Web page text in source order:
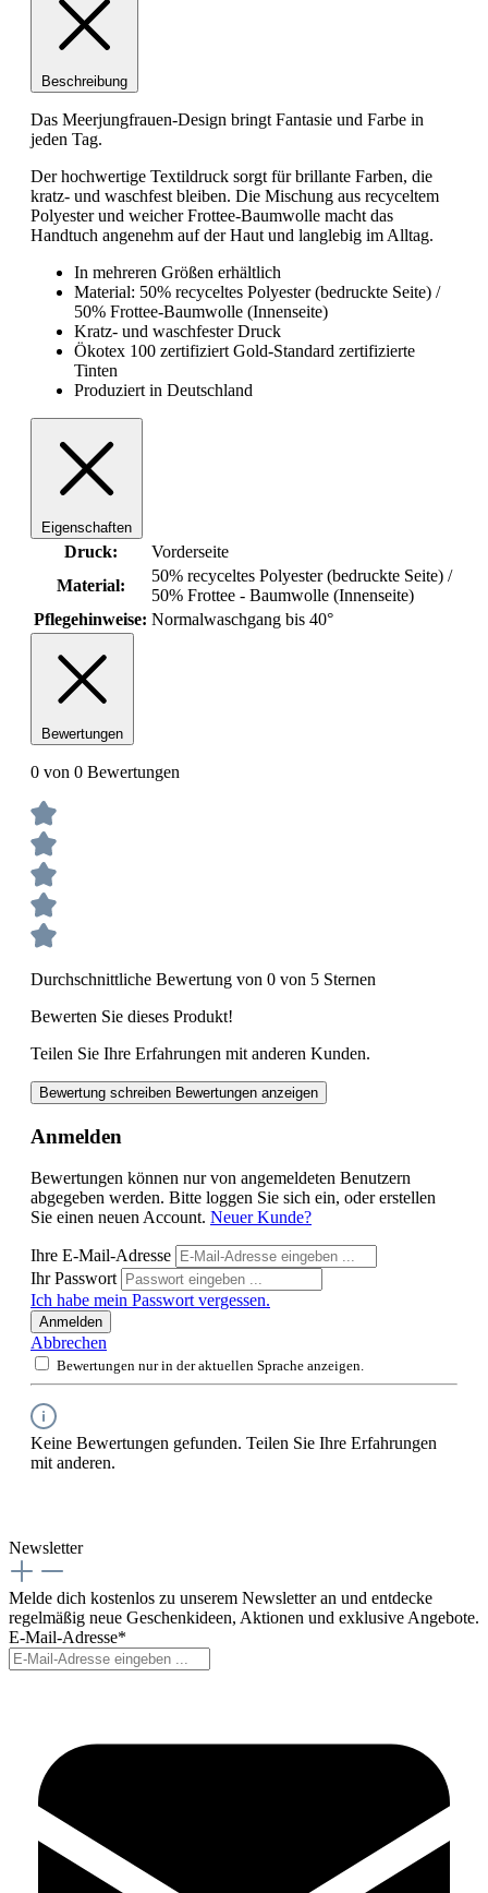
Beschreibung
Das Meerjungfrauen-Design bringt Fantasie und Farbe in
jeden Tag.
Der hochwertige Textildruck sorgt für brillante Farben, die
kratz- und waschfest bleiben. Die Mischung aus recyceltem
Polyester und weicher Frottee-Baumwolle macht das
Handtuch angenehm auf der Haut und langlebig im Alltag.
In mehreren Größen erhältlich
Material: 50% recyceltes Polyester (bedruckte Seite) /
50% Frottee-Baumwolle (Innenseite)
Kratz- und waschfester Druck
Ökotex 100 zertifiziert Gold-Standard zertifizierte
Tinten
Produziert in Deutschland
Eigenschaften
Druck:
Vorderseite
Material:
50% recyceltes Polyester (bedruckte Seite) /
50% Frottee - Baumwolle (Innenseite)
Pflegehinweise: Normalwaschgang bis 40°
Bewertungen
0 von 0 Bewertungen
Durchschnittliche Bewertung von 0 von 5 Sternen
Bewerten Sie dieses Produkt!
Teilen Sie Ihre Erfahrungen mit anderen Kunden.
Bewertung schreiben Bewertungen anzeigen
Anmelden
Bewertungen können nur von angemeldeten Benutzern
abgegeben werden. Bitte loggen Sie sich ein, oder erstellen
Sie einen neuen Account. Neuer Kunde?
Ihre E-Mail-Adresse
Ihr Passwort
Ich habe mein Passwort vergessen.
Anmelden
Abbrechen
Bewertungen nur in der aktuellen Sprache anzeigen.
Keine Bewertungen gefunden. Teilen Sie Ihre Erfahrungen
mit anderen.
Newsletter
Melde dich kostenlos zu unserem Newsletter an und entdecke
regelmäßig neue Geschenkideen, Aktionen und exklusive Angebote.
E-Mail-Adresse*